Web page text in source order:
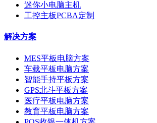
迷你小电脑主机
工控主板PCBA定制
解决方案
MES平板电脑方案
车载平板电脑方案
智能手持平板方案
GPS北斗平板方案
医疗平板电脑方案
教育平板电脑方案